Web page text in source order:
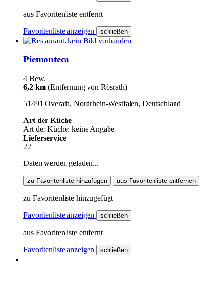
aus Favoritenliste entfernt
Favoritenliste anzeigen schließen
Piemonteca
4 Bew.
6,2 km (Entfernung von Rösrath)
51491 Overath, Nordrhein-Westfalen, Deutschland
Art der Küche
Art der Küche: keine Angabe
Lieferservice
22
Daten werden geladen...
zu Favoritenliste hinzufügen aus Favoritenliste entfernen
zu Favoritenliste hinzugefügt
Favoritenliste anzeigen schließen
aus Favoritenliste entfernt
Favoritenliste anzeigen schließen